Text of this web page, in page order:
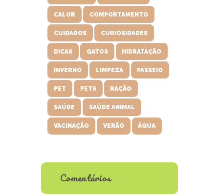
CALOR COMPORTAMENTO
CUIDADOS CURIOSIDADES
DICAS GATOS HIDRATAÇÃO
INVERNO LIMPEZA PASSEIO
PET PETS RAÇÃO
SAÚDE SAÚDE ANIMAL
VACINAÇÃO VERÃO ÁGUA
Comentários